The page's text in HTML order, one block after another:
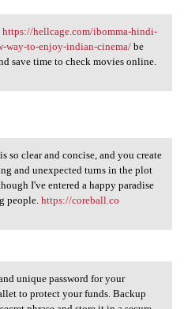
https:/
https://hellcage.com/ibomma-hindi-
way-to-enjoy-indian-cinema/be
save time to check movies online.
is so clear and
so clear and concise, and you create
and unexpected turns in the plot
I've entered a happy paradise
people. https://coreball.co
and unique
unique password for your
to protect your funds. Backup